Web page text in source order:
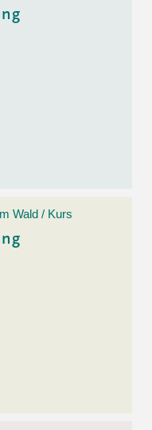
Wald / Kurs